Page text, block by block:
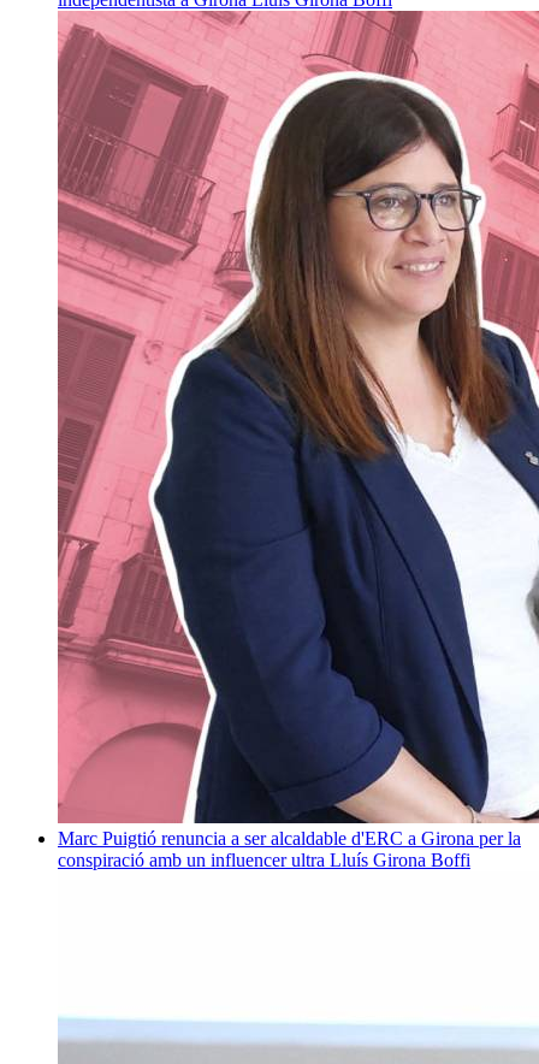
Marc Puigtió renuncia a ser alcaldable d'ERC a Girona per la
conspiració amb un influencer ultra Lluís Girona Boffi